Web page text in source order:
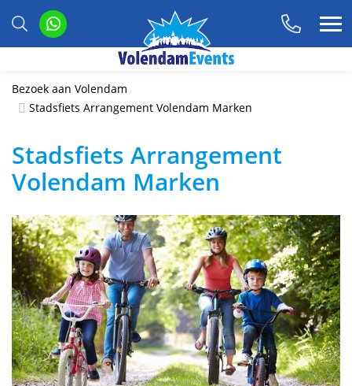
Bezoek aan Volendam
Stadsfiets Arrangement Volendam Marken
Stadsfiets Arrangement
Volendam Marken